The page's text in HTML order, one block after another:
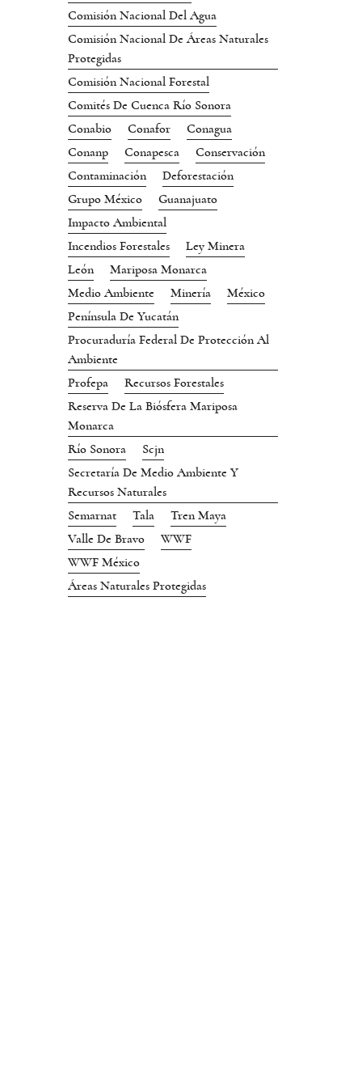
Comisión Nacional Del Agua
Comisión Nacional De Áreas Naturales
Protegidas
Comisión Nacional Forestal
Comités De Cuenca Río Sonora
Conabio
Conafor
Conagua
Conanp
Conapesca
Conservación
Contaminación
Deforestación
Grupo México
Guanajuato
Impacto Ambiental
Incendios Forestales
Ley Minera
León
Mariposa Monarca
Medio Ambiente
Minería
México
Península De Yucatán
Procuraduría Federal De Protección Al
Ambiente
Profepa
Recursos Forestales
Reserva De La Biósfera Mariposa
Monarca
Río Sonora
Scjn
Secretaría De Medio Ambiente Y
Recursos Naturales
Semarnat
Tala
Tren Maya
Valle De Bravo
WWF
WWF México
Áreas Naturales Protegidas